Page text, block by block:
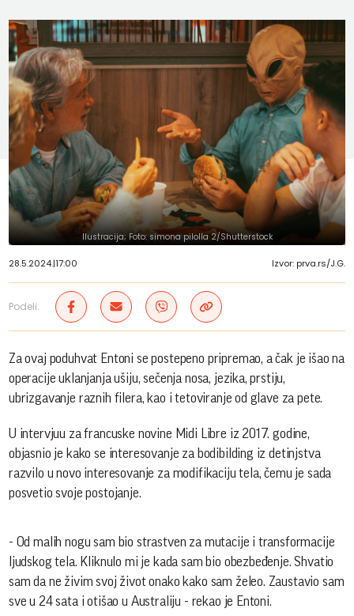
Ilustracija; Foto: simona pilolla 2/Shutterstock
28.5.2024.|17:00 Izvor: prva.rs/J.G.
Podeli:
Za ovaj poduhvat Entoni se postepeno pripremao, a čak je išao na
operacije uklanjanja ušiju, sečenja nosa, jezika, prstiju,
ubrizgavanje raznih filera, kao i tetoviranje od glave za pete.
U intervjuu za francuske novine Midi Libre iz 2017. godine,
objasnio je kako se interesovanje za bodibilding iz detinjstva
razvilo u novo interesovanje za modifikaciju tela, čemu je sada
posvetio svoje postojanje.
- Od malih nogu sam bio strastven za mutacije i transformacije
ljudskog tela. Kliknulo mi je kada sam bio obezbeđenje. Shvatio
sam da ne živim svoj život onako kako sam želeo. Zaustavio sam
sve u 24 sata i otišao u Australiju - rekao je Entoni.